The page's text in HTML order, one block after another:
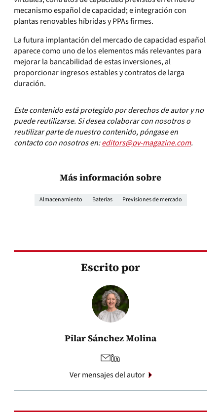
mecanismo español de capacidad; e integración con
plantas renovables híbridas y PPAs firmes.
La futura implantación del mercado de capacidad español
aparece como uno de los elementos más relevantes para
mejorar la bancabilidad de estas inversiones, al
proporcionar ingresos estables y contratos de larga
duración.
Este contenido está protegido por derechos de autor y no
puede reutilizarse. Si desea colaborar con nosotros o
reutilizar parte de nuestro contenido, póngase en
contacto con nosotros en:editors@pv-magazine.com.
Más información sobre
Almacenamiento Baterías Previsiones de mercado
Escrito por
Pilar Sánchez Molina
Ver mensajes del autor